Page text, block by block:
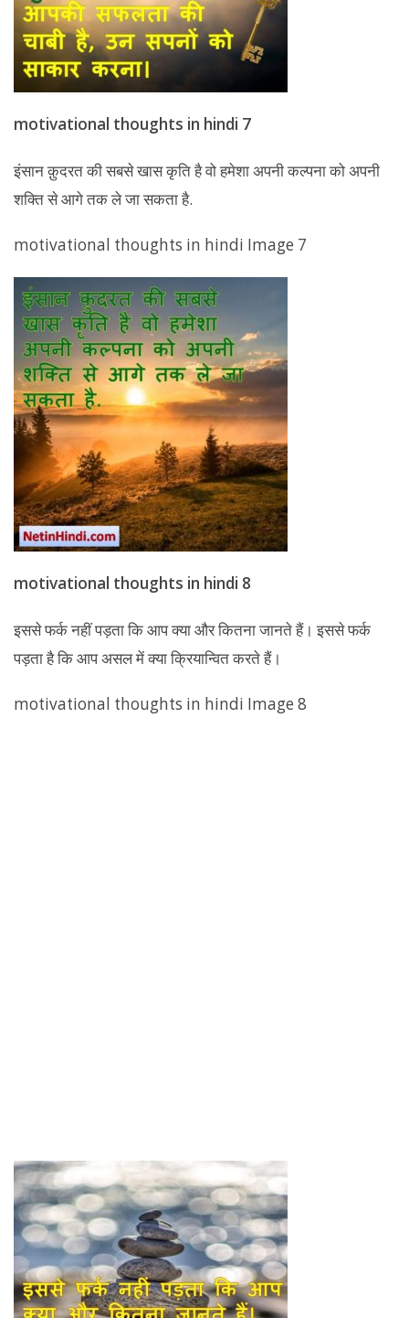
motivational thoughts in hindi 7
इंसान क़ुदरत की सबसे खास कृति है वो हमेशा अपनी कल्पना को अपनी
शक्ति से आगे तक ले जा सकता है.
motivational thoughts in hindi Image 7
motivational thoughts in hindi 8
इससे फर्क नहीं पड़ता कि आप क्या और कितना जानते हैं। इससे फर्क
पड़ता है कि आप असल में क्या क्रियान्वित करते हैं।
motivational thoughts in hindi Image 8